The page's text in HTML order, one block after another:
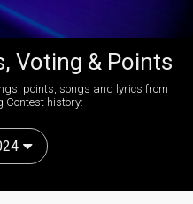
Voting & Points
points, songs and lyrics from
Contest history: